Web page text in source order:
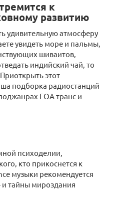
к
развитию
удивительную атмосферу
увидеть море и пальмы,
шиваитов,
индийский чай, то
этот
подборка радиостанций
ГОА транс и
психоделии,
кто прикоснется к
музыки рекомендуется
и тайны мироздания